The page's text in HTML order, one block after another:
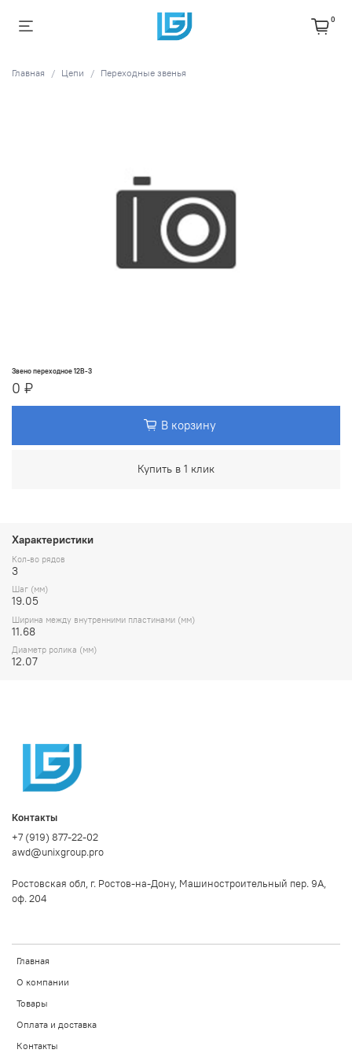
0
Главная Цепи Переходные звенья
Звено переходное 12B-3
0 ₽
В корзину
Купить в 1 клик
Характеристики
Кол-во рядов
3
Шаг (мм)
19.05
Ширина между внутренними пластинами (мм)
11.68
Диаметр ролика (мм)
12.07
Главная
О компании
Товары
Оплата и доставка
Контакты
Контакты
+7 (919) 877-22-02
awd@unixgroup.pro
Ростовская обл, г. Ростов-на-Дону, Машиностроительный пер. 9А,
оф. 204